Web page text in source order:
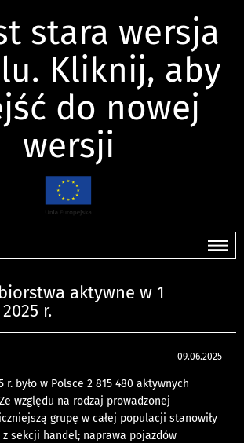
stara wersja
Kliknij, aby
do nowej
wersji
aktywne w 1
r.
09.06.2025
r. było w Polsce 2 815 480 aktywnych
względu na rodzaj prowadzonej
grupę w całej populacji stanowiły
sekcji handel; naprawa pojazdów